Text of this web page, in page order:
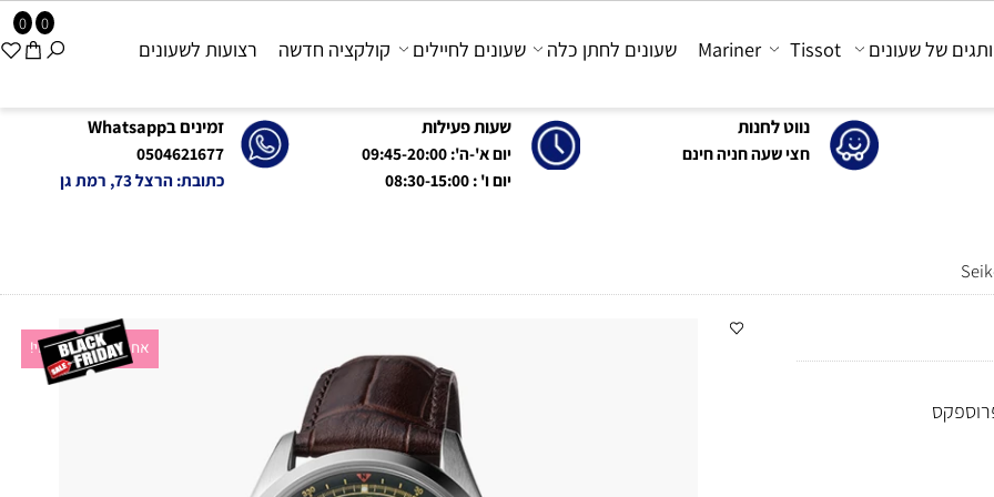
נווט לחנות
חצי שעה חניה חינם
שעות פעילות
יום א'-ה': 09:45-20:00
יום ו' : 08:30-15:00
זמינים בWhatsapp
0504621677
כתובת: הרצל 73, רמת גן
0 0
של שעונים Tissot
Mariner שעונים לחתן כלה שעונים לחיילים קולקציה חדשה רצועות לשעונים
אחריות יבואן רשמי!